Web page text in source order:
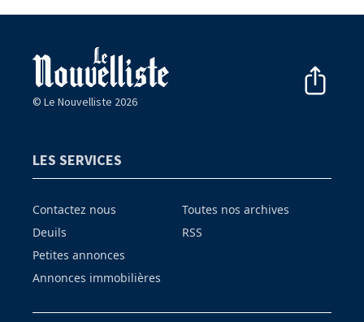
© Le Nouvelliste 2026
LES SERVICES
Contactez nous
Deuils
Petites annonces
Annonces immobilières
Toutes nos archives
RSS